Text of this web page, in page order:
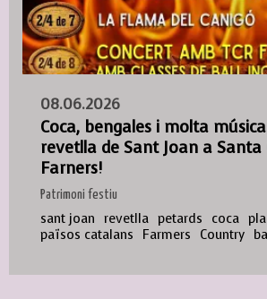
08.06.2026
Coca, bengales i molta
revetlla de Sant Joan a Santa
Farners!
Patrimoni festiu
sant joan revetlla petards coca
països catalans
Farmers Country